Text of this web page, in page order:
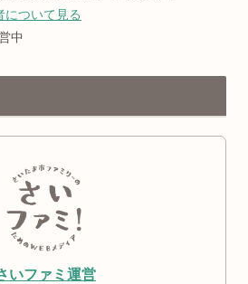
について見る
中
いファミ運営